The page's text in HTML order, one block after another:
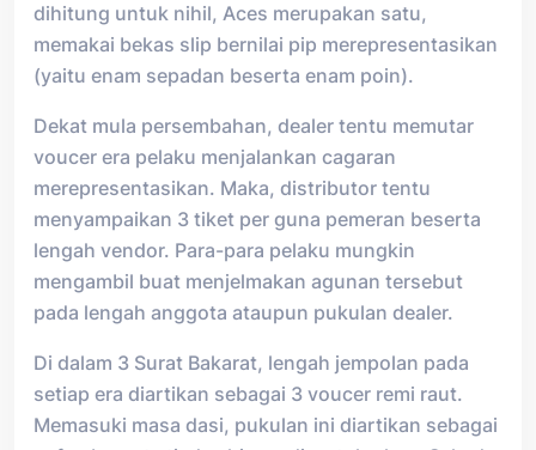
dihitung untuk nihil, Aces merupakan satu,
memakai bekas slip bernilai pip merepresentasikan
(yaitu enam sepadan beserta enam poin).
Dekat mula persembahan, dealer tentu memutar
voucer era pelaku menjalankan cagaran
merepresentasikan. Maka, distributor tentu
menyampaikan 3 tiket per guna pemeran beserta
lengah vendor. Para-para pelaku mungkin
mengambil buat menjelmakan agunan tersebut
pada lengah anggota ataupun pukulan dealer.
Di dalam 3 Surat Bakarat, lengah jempolan pada
setiap era diartikan sebagai 3 voucer remi raut.
Memasuki masa dasi, pukulan ini diartikan sebagai